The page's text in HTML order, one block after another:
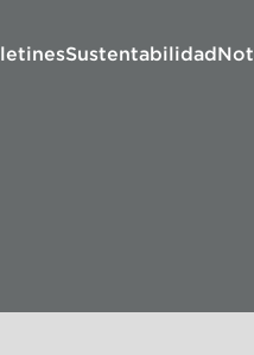
Sustentabilidad